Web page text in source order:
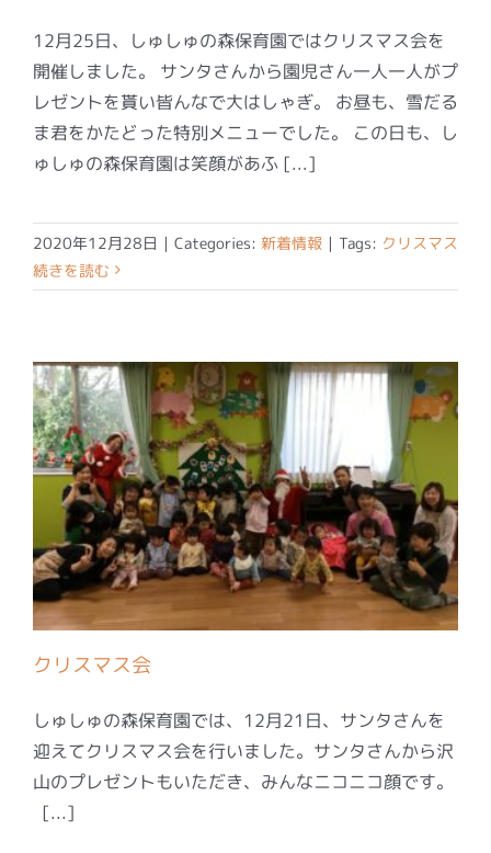
12月25日、しゅしゅの森保育園ではクリスマス会を
開催しました。 サンタさんから園児さん一人一人がプ
レゼントを貰い皆んなで大はしゃぎ。 お昼も、雪だる
ま君をかたどった特別メニューでした。 この日も、し
ゅしゅの森保育園は笑顔があふ [...]
2020年12月28日 | Categories: 新着情報 | Tags: クリスマス
続きを読む
クリスマス会
しゅしゅの森保育園では、12月21日、サンタさんを
迎えてクリスマス会を行いました。サンタさんから沢
山のプレゼントもいただき、みんなニコニコ顔です。
[...]